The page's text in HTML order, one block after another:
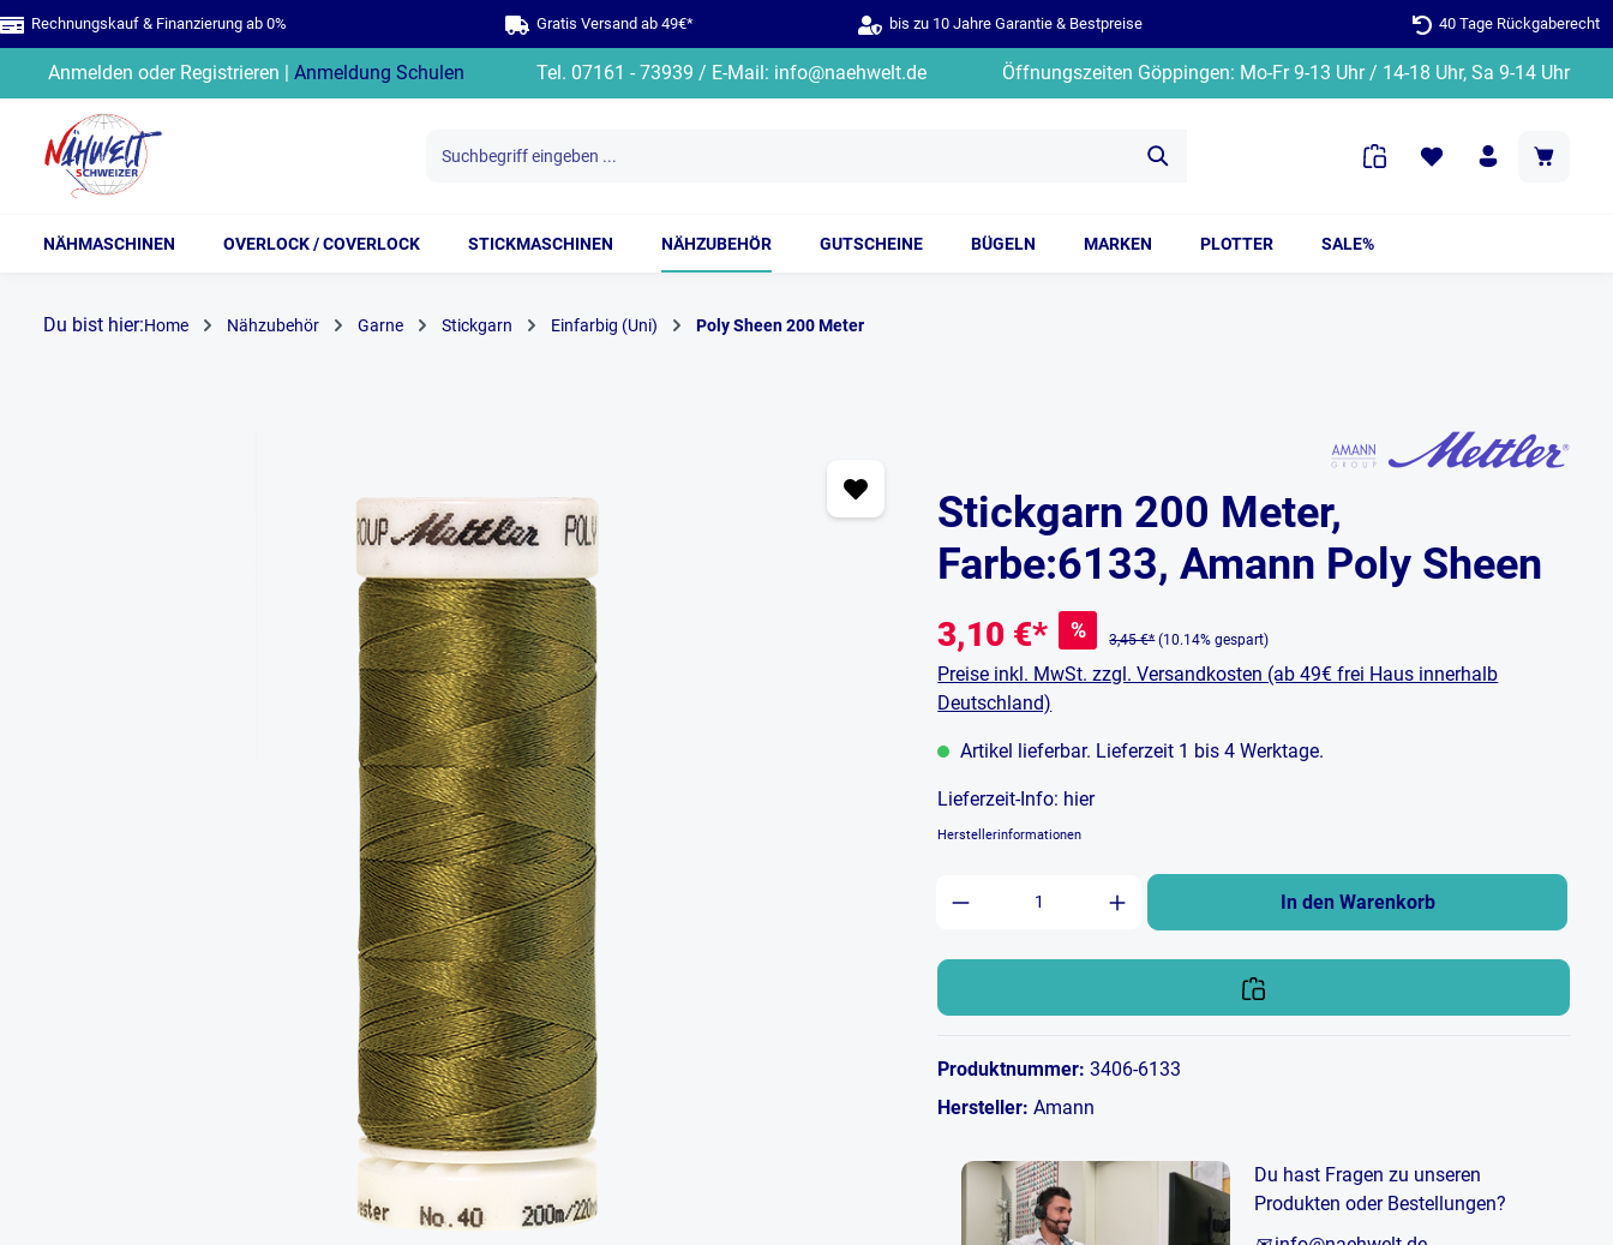
Zur Hauptnavigation springen
Rechnungskauf & Finanzierung ab 0% Gratis Versand ab 49€* bis zu 10 Jahre Garantie & Bestpreise 40 Tage Rückgaberecht
Anmelden oder Registrieren | Anmeldung Schulen Tel. 07161 - 73939 / E-Mail: info@naehwelt.de Öffnungszeiten Göppingen: Mo-Fr 9-13 Uhr / 14-18 Uhr, Sa 9-14 Uhr
NÄHMASCHINEN OVERLOCK / COVERLOCK STICKMASCHINEN NÄHZUBEHÖR GUTSCHEINE BÜGELN MARKEN PLOTTER SALE%
Du bist hier:Home Nähzubehör Garne Stickgarn Einfarbig (Uni) Poly Sheen 200 Meter
Stickgarn 200 Meter,
Farbe:6133, Amann Poly Sheen
3,10 €* % 3,45 €* (10.14% gespart)
Preise inkl. MwSt. zzgl. Versandkosten (ab 49€ frei Haus innerhalb
Deutschland)
Artikel lieferbar. Lieferzeit 1 bis 4 Werktage.
Lieferzeit-Info: hier
Herstellerinformationen
Produkt Anzahl: Gib den gewünschten Wert ein
In den Warenkorb
Produktnummer:3406-6133
Hersteller:Amann
Du hast Fragen zu unseren
Produkten oder Bestellungen?